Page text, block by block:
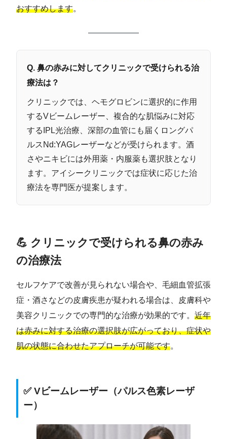
おすすめします。
Q. 鼻の赤みに対してクリニックで受けられる治
療法は？
クリニックでは、ヘモグロビンに選択的に作用
するVビームレーザー、複合的な肌悩みに対応
するIPL光治療、深部の血管にも届くロングパ
ルスNd:YAGレーザーなどが受けられます。酒
さやニキビには外用薬・内服薬も選択肢となり
ます。アイシークリニックでは症状に応じた治
療法を専門医が提案します。
💪 クリニックで受けられる鼻の赤み
の治療法
セルフケアで改善が見られない場合や、毛細血管拡張
症・酒さなどの皮膚疾患が疑われる場合は、皮膚科や
美容クリニックでの専門的な治療が効果的です。 近年
は赤みに対する治療の選択肢が広がっており、症状や
肌の状態に合わせたアプローチが可能です。
✅ Vビームレーザー（パルス色素レーザ
ー）